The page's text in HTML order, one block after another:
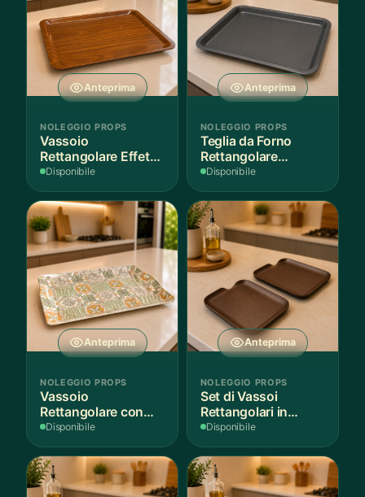
Anteprima
NOLEGGIO PROPS
Vassoio
Rettangolare Effetto
Legno
Disponibile
Anteprima
NOLEGGIO PROPS
Teglia da Forno
Rettangolare
Antiaderente
Disponibile
Anteprima
NOLEGGIO PROPS
Vassoio
Rettangolare con
Fantasia
Disponibile
Anteprima
NOLEGGIO PROPS
Set di Vassoi
Rettangolari in
Finitura Legno
Disponibile